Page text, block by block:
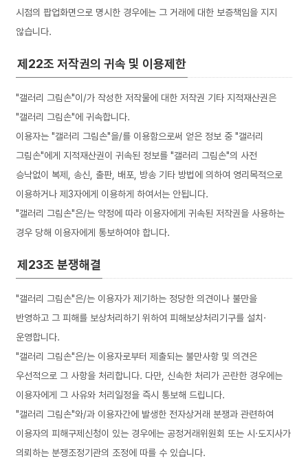
시점의 팝업화면으로 명시한 경우에는 그 거래에 대한 보증책임을 지지
않습니다.
제22조 저작권의 귀속 및 이용제한
"갤러리 그림손"이/가 작성한 저작물에 대한 저작권 기타 지적재산권은
"갤러리 그림손"에 귀속합니다.
이용자는 "갤러리 그림손"을/를 이용함으로써 얻은 정보 중 "갤러리
그림손"에게 지적재산권이 귀속된 정보를 "갤러리 그림손"의 사전
승낙없이 복제, 송신, 출판, 배포, 방송 기타 방법에 의하여 영리목적으로
이용하거나 제3자에게 이용하게 하여서는 안됩니다.
"갤러리 그림손"은/는 약정에 따라 이용자에게 귀속된 저작권을 사용하는
경우 당해 이용자에게 통보하여야 합니다.
제23조 분쟁해결
"갤러리 그림손"은/는 이용자가 제기하는 정당한 의견이나 불만을
반영하고 그 피해를 보상처리하기 위하여 피해보상처리기구를 설치·
운영합니다.
"갤러리 그림손"은/는 이용자로부터 제출되는 불만사항 및 의견은
우선적으로 그 사항을 처리합니다. 다만, 신속한 처리가 곤란한 경우에는
이용자에게 그 사유와 처리일정을 즉시 통보해 드립니다.
"갤러리 그림손"와/과 이용자간에 발생한 전자상거래 분쟁과 관련하여
이용자의 피해구제신청이 있는 경우에는 공정거래위원회 또는 시·도지사가
의뢰하는 분쟁조정기관의 조정에 따를 수 있습니다.